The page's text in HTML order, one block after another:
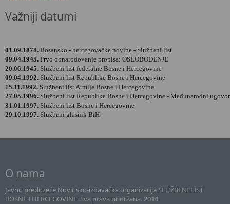
Važniji datumi
01.09.1878. Bosansko - hercegovačke novine - Službeni list
09.04.1945. Prvo obnarodovanje propisa: OSLOBOĐENJE
20.06.1945. Službeni list federalne Bosne i Hercegovine
09.04.1992. Službeni list Republike Bosne i Hercegovine
15.11.1992. Službeni list Armije Bosne i Hercegovine
27.05.1996. Službeni list Republike Bosne i Hercegovine - Međunarodni
31.01.1997. Službeni list Bosne i Hercegovine
29.10.1997. Službeni glasnik BiH
O nama
Javno preduzeće Novinsko-izdavačka organizacija SLUŽBENI LIST
BOSNE I HERCEGOVINE. Sva prava pridržana. 2014